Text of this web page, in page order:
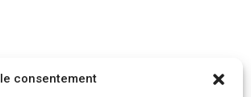
consentement